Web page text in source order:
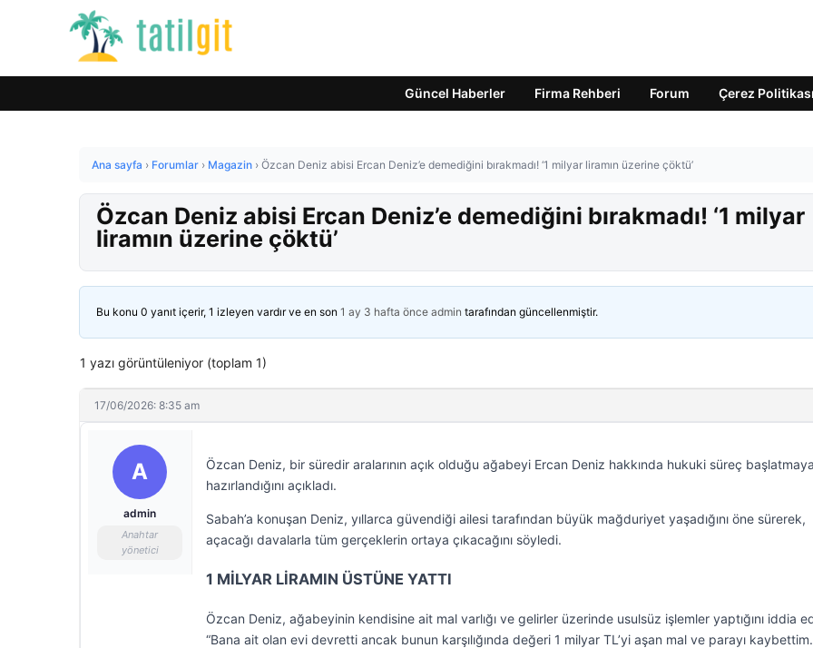
Güncel Haberler Firma Rehberi Forum Çerez Politikası
Ana sayfa › Forumlar › Magazin › Özcan Deniz abisi Ercan Deniz’e demediğini bırakmadı! ‘1 milyar liramın üzerine çöktü’
Özcan Deniz abisi Ercan Deniz’e demediğini bırakmadı! ‘1 milyar
liramın üzerine çöktü’
Bu konu 0 yanıt içerir, 1 izleyen vardır ve en son 1 ay 3 hafta önce admin tarafından güncellenmiştir.
1 yazı görüntüleniyor (toplam 1)
17/06/2026: 8:35 am
A
admin
Anahtar
yönetici
Özcan Deniz, bir süredir aralarının açık olduğu ağabeyi Ercan Deniz hakkında hukuki süreç başlatmaya
hazırlandığını açıkladı.
Sabah’a konuşan Deniz, yıllarca güvendiği ailesi tarafından büyük mağduriyet yaşadığını öne sürerek,
açacağı davalarla tüm gerçeklerin ortaya çıkacağını söyledi.
1 MİLYAR LİRAMIN ÜSTÜNE YATTI
Özcan Deniz, ağabeyinin kendisine ait mal varlığı ve gelirler üzerinde usulsüz işlemler yaptığını iddia
“Bana ait olan evi devretti ancak bunun karşılığında değeri 1 milyar TL’yi aşan mal ve parayı kaybettim.